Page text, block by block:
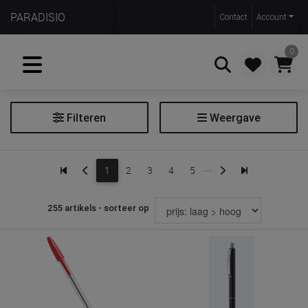
PARADISIO Contact Account
0
Zoeken
Filteren Weergave
Filter balpen
1 2 3 4 5 ...
255 artikels - sorteer op